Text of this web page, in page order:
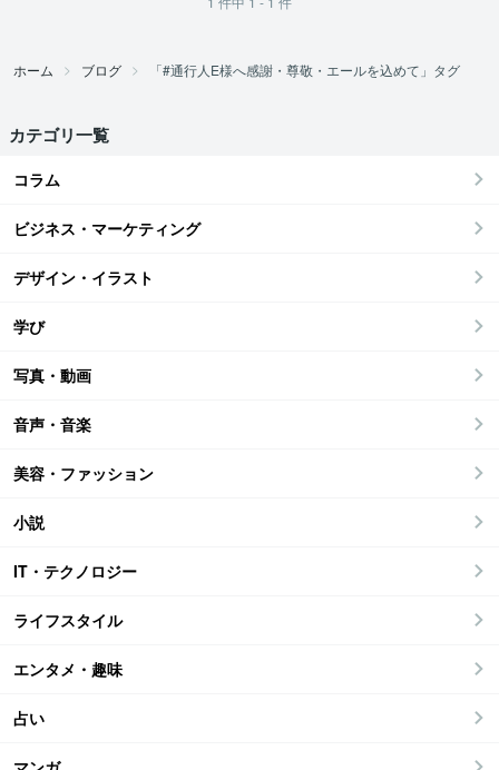
ホーム ブログ 「#通行人E様へ感謝・尊敬・エールを込めて」タグ
カテゴリ一覧
コラム
ビジネス・マーケティング
デザイン・イラスト
学び
写真・動画
音声・音楽
美容・ファッション
小説
IT・テクノロジー
ライフスタイル
エンタメ・趣味
占い